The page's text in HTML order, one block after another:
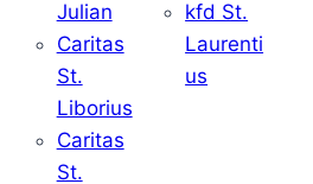
Julian
Caritas
St.
Liborius
Caritas
St.
kfd St.
Laurenti
us